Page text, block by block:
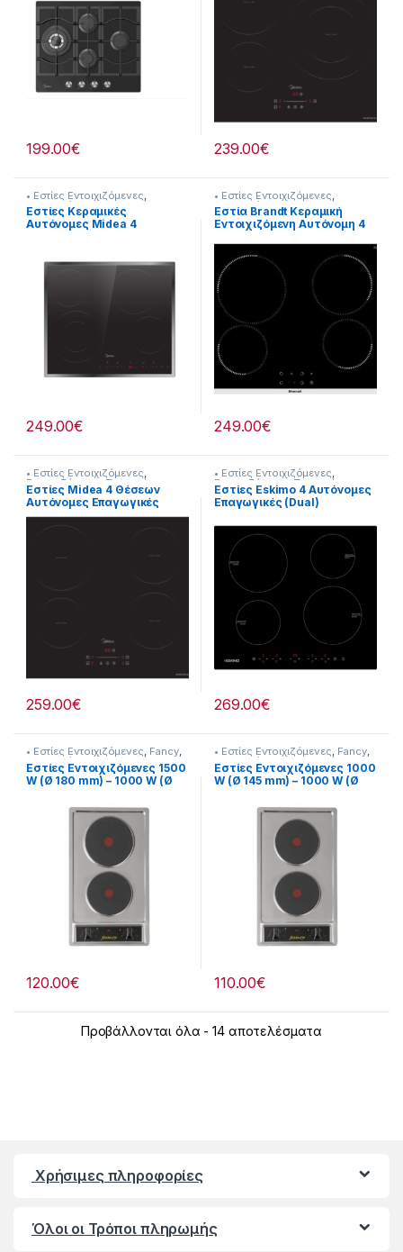
199.00€ 239.00€
• Εστίες Εντοιχιζόμενες
Εντοιχιζόμενες Συσκευές
Εστίες Κεραμικές
Αυτόνομες Midea 4
[905182058] [
249.00€
• Εστίες Εντοιχιζόμενες
Εντοιχιζόμενες Συσκευές
Εστία Brandt Κεραμική
Εντοιχιζόμενη Αυτόνομη 4
249.00€
• Εστίες Εντοιχιζόμενες,
Εντοιχιζόμενες Συσκευές
Εστίες Midea 4 Θέσεων
Αυτόνομες Επαγωγικές
905182046
259.00€
• Εστίες Εντοιχιζόμενες,
Εντοιχιζόμενες Συσκευές
Εστίες Eskimo 4 Αυτόνομες
Επαγωγικές (Dual)
269.00€
• Εστίες Εντοιχιζόμενες, Fancy,
Εντοιχιζόμενες Συσκευές
Εστίες Εντοιχιζόμενες 1500
W (Ø 180 mm) – 1000 W (Ø
120.00€
• Εστίες Εντοιχιζόμενες, Fancy,
Εντοιχιζόμενες Συσκευές
Εστίες Εντοιχιζόμενες 1000
W (Ø 145 mm) – 1000 W (Ø
110.00€
Προβάλλονται όλα - 14 αποτελέσματα
Χρήσιμες πληροφορίες
Όλοι οι Τρόποι πληρωμής